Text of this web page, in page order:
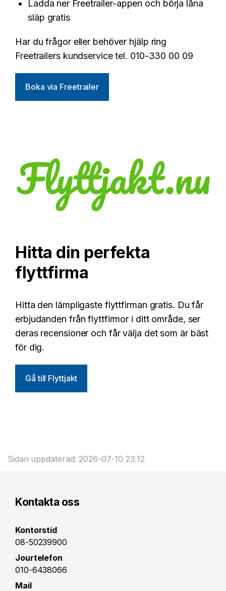
Ladda ner Freetrailer-appen och börja låna
släp gratis
Har du frågor eller behöver hjälp ring
Freetrailers kundservice tel. 010-330 00 09
Boka via Freetrailer
Hitta din perfekta
flyttfirma
Hitta den lämpligaste flyttfirman gratis. Du får
erbjudanden från flyttfirmor i ditt område, ser
deras recensioner och får välja det som är bäst
för dig.
Gå till Flyttjakt
Sidan uppdaterad: 2026-07-10 23:12
Kontakta oss
Kontorstid
08-50239900
Jourtelefon
010-6438066
Mail